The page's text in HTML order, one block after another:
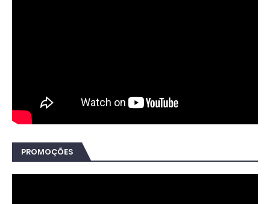
PROMOÇÕES